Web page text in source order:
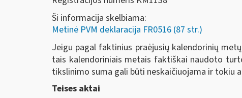
Ši informacija skelbiama:
Metinė PVM deklaracija FR0516 (87 str.)
Jeigu pagal faktinius praėjusių kalendorinių
tais kalendoriniais metais faktiškai naudoto
tikslinimo suma gali būti neskaičiuojama ir tokiu
Teises aktai